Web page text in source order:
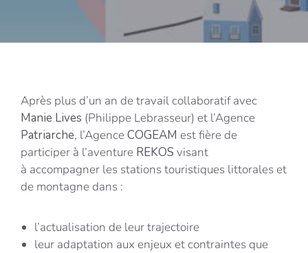
Après plus d’un an de travail collaboratif avec
Manie Lives (Philippe Lebrasseur) et l’Agence
Patriarche, l’AgenceCOGEAM est fière de
participer à l’aventure REKOS visant
à accompagner les stations touristiques littorales et
de montagne dans :
l’actualisation de leur trajectoire
leur adaptation aux enjeux et contraintes que